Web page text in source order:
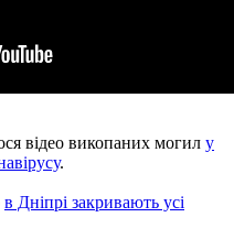
відео викопаних могил у
.
в Дніпрі закривають усі